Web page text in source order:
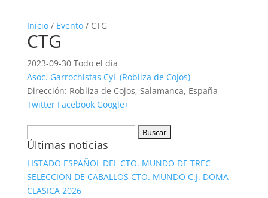
Inicio/ Evento/ CTG
CTG
2023-09-30 Todo el día
Asoc. Garrochistas CyL (Robliza de Cojos)
Dirección: Robliza de Cojos, Salamanca, España
Twitter Facebook Google+
Últimas noticias
LISTADO ESPAÑOL DEL CTO. MUNDO DE TREC
SELECCION DE CABALLOS CTO. MUNDO C.J. DOMA
CLASICA 2026